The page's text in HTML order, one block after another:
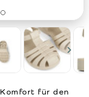
Komfort für den